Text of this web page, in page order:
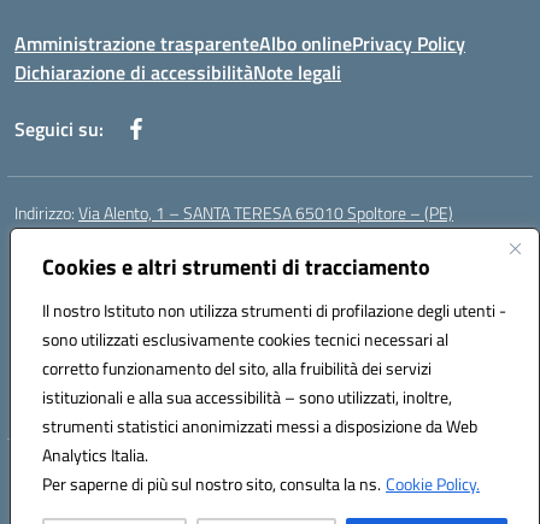
Cookies e altri strumenti di tracciamento
Il nostro Istituto non utilizza strumenti di profilazione degli utenti -
sono utilizzati esclusivamente cookies tecnici necessari al
corretto funzionamento del sito, alla fruibilità dei servizi
istituzionali e alla sua accessibilità – sono utilizzati, inoltre,
strumenti statistici anonimizzati messi a disposizione da Web
Analytics Italia.
Per saperne di più sul nostro sito, consulta la ns.Cookie Policy.
Amministrazione trasparenteAlbo onlinePrivacy Policy
Dichiarazione di accessibilitàNote legali
Seguici su:
Indirizzo:Via Alento, 1 – SANTA TERESA 65010 Spoltore – (PE)
Centralino:
Posta elettronica certificata (PEC):peee052003@pec.istruzione.it
Codice fiscale: 80006490686
Codice meccanografico:peee052003
Codice Indice delle Pubbliche Amministrazioni (IPA): istsc_peee052003
Codice unico di fatturazione (CUF): UF01MF
Hosting & Powered by 3D Solution S.r.l.
Concept & Design by Designers Italia